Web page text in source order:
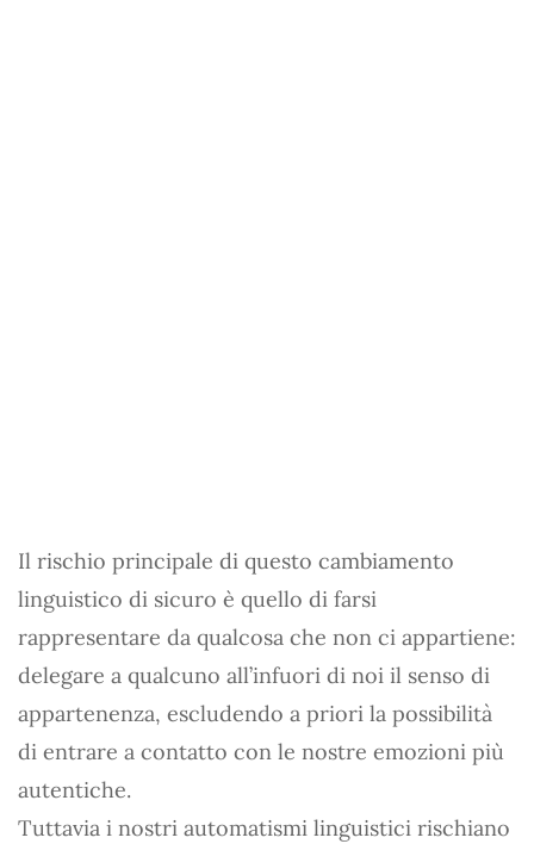
Il rischio principale di questo cambiamento
linguistico di sicuro è quello di farsi
rappresentare da qualcosa che non ci appartiene:
delegare a qualcuno all’infuori di noi il senso di
appartenenza, escludendo a priori la possibilità
di entrare a contatto con le nostre emozioni più
autentiche.
Tuttavia i nostri automatismi linguistici rischiano